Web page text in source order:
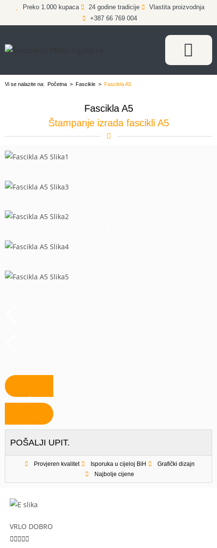
Preko 1.000 kupaca 24 godine tradicije
Vlastita proizvodnja
+387 66 769 004
Vi se nalazite na: Početna > Fascikle > Fascikla A5
Fascikla A5
Štampanje izrada fascikli A5
Pozovite
POŠALJI UPIT.
Provjeren kvalitet Isporuka u cijeloj BiH
Grafički dizajn
Najbolje cijene
VRLO DOBRO
